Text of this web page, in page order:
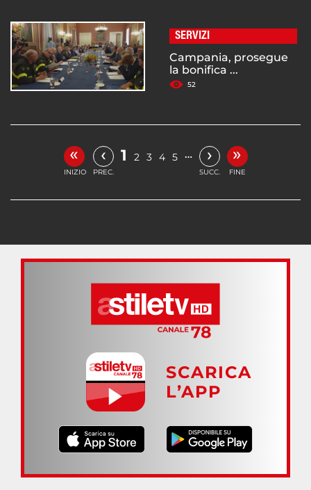
SERVIZI
Campania, prosegue
la bonifica ...
52
«
INIZIO
‹
PREC.
1 2 3 4 5 … ›
SUCC.
»
FINE
SCARICA
L’APP